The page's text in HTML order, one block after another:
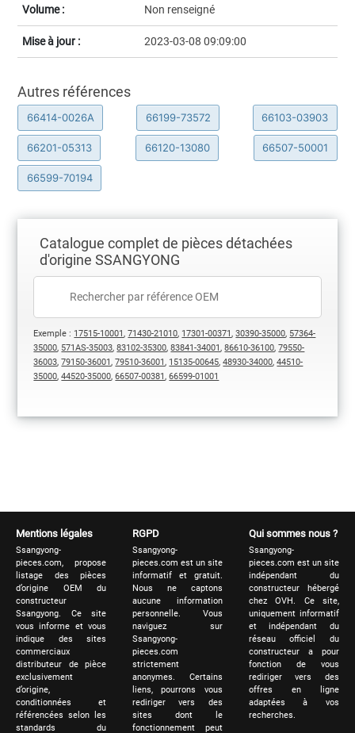
Volume : Non renseigné
Mise à jour : 2023-03-08 09:09:00
Autres références
66414-0026A 66199-73572 66103-03903
66201-05313 66120-13080 66507-50001
66599-70194
Catalogue complet de pièces détachées
d'origine SSANGYONG
Exemple : 17515-10001,71430-21010, 17301-00371,30390-35000, 57364-
35000, 571AS-35003,83102-35300,83841-34001,86610-36100,79550-
36003,79150-36001,79510-36001, 15135-00645,48930-34000,44510-
35000,44520-35000,66507-00381,66599-01001
Mentions légales
Ssangyong-
pieces.com, propose
listage des pièces
d’origine OEM du
constructeur
Ssangyong. Ce site
vous informe et vous
indique des sites
commerciaux
distributeur de pièce
exclusivement
d’origine,
conditionnées et
référencées selon les
standards du
RGPD
Ssangyong-
pieces.com est un site
informatif et gratuit.
Nous ne captons
aucune information
personnelle. Vous
naviguez sur
Ssangyong-
pieces.com
strictement
anonymes. Certains
liens, pourrons vous
rediriger vers des
sites dont le
fonctionnement peut
Qui sommes nous ?
Ssangyong-
pieces.com est un site
indépendant du
constructeur hébergé
chez OVH. Ce site,
uniquement informatif
et indépendant du
réseau officiel du
constructeur a pour
fonction de vous
rediriger vers des
offres en ligne
adaptées à vos
recherches.